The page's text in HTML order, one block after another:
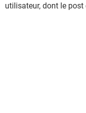
utilisateur, dont le post